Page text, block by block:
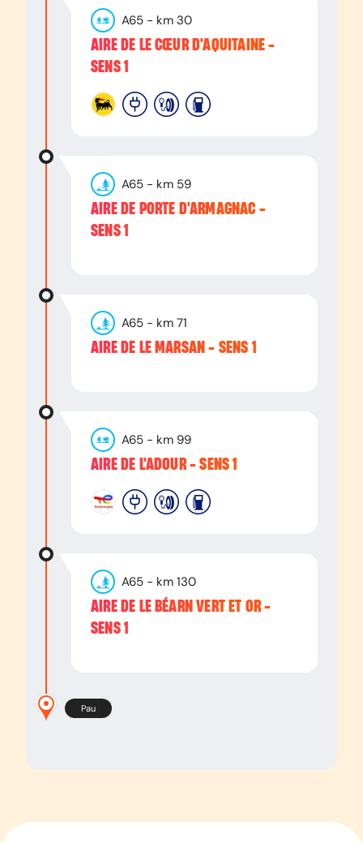
A65 - km 30
AIRE DE LE CŒUR D'AQUITAINE -
SENS 1
A65 - km 59
AIRE DE PORTE D'ARMAGNAC -
SENS 1
A65 - km 71
AIRE DE LE MARSAN - SENS 1
A65 - km 99
AIRE DE L'ADOUR - SENS 1
A65 - km 130
AIRE DE LE BÉARN VERT ET OR -
SENS 1
Pau